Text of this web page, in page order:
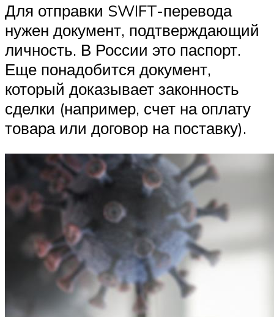
Для отправки SWIFT-перевода
нужен документ, подтверждающий
личность. В России это паспорт.
Еще понадобится документ,
который доказывает законность
сделки (например, счет на оплату
товара или договор на поставку).